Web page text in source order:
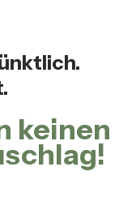
keinen